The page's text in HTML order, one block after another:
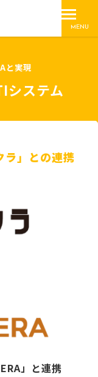
MENU
と実現
システム
ラ」との連携
」と連携